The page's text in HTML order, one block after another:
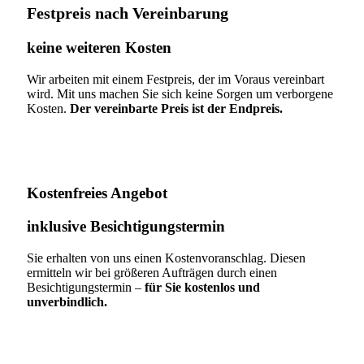
Festpreis nach Vereinbarung
keine weiteren Kosten
Wir arbeiten mit einem Festpreis, der im Voraus vereinbart
wird. Mit uns machen Sie sich keine Sorgen um verborgene
Kosten. Der vereinbarte Preis ist der Endpreis.
Kostenfreies Angebot
inklusive Besichtigungstermin
Sie erhalten von uns einen Kostenvoranschlag. Diesen
ermitteln wir bei größeren Aufträgen durch einen
Besichtigungstermin – für Sie kostenlos und
unverbindlich.